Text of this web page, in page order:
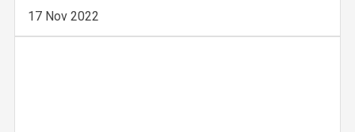
17 Nov 2022